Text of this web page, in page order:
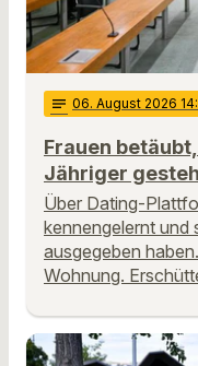
notes 06. August 2026
Frauen
Jähriger
Über Dating-
kennengelernt und
ausgegeben
Wohnung.